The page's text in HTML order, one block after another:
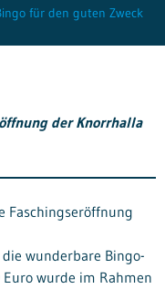
für den guten Zweck
der Knorrhalla
Faschingseröffnung
wunderbare Bingo-
wurde im Rahmen